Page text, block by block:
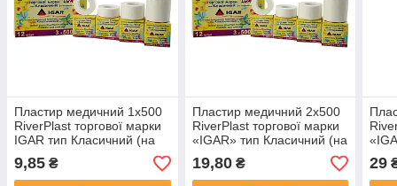
Пластир медичний 1х500
RiverPlast торгової марки
IGAR тип Класичний (на
бавовняній основі)
9,85 ₴
Пластир медичний 2х500
RiverPlast торгової марки
«IGAR» тип Класичний (на
бавовняній основі)
19,80₴ 29